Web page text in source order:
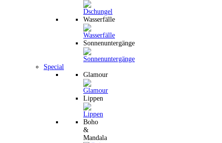
Wasserfälle
Sonnenuntergänge
Special
Glamour
Lippen
Boho
&
Mandala